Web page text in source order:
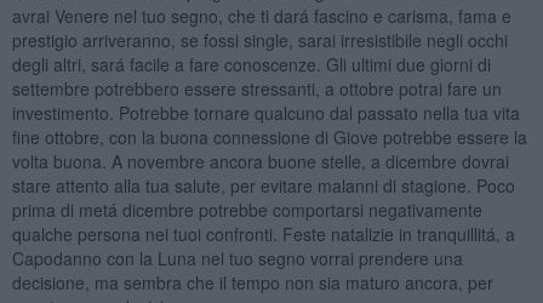
avrai Venere nel tuo segno, che ti dará fascino e carisma, fama e
prestigio arriveranno, se fossi single, sarai irresistibile negli occhi
degli altri, sará facile a fare conoscenze. Gli ultimi due giorni di
settembre potrebbero essere stressanti, a ottobre potrai fare un
investimento. Potrebbe tornare qualcuno dal passato nella tua vita
fine ottobre, con la buona connessione di Giove potrebbe essere la
volta buona. A novembre ancora buone stelle, a dicembre dovrai
stare attento alla tua salute, per evitare malanni di stagione. Poco
prima di metá dicembre potrebbe comportarsi negativamente
qualche persona nei tuoi confronti. Feste natalizie in tranquillitá, a
Capodanno con la Luna nel tuo segno vorrai prendere una
decisione, ma sembra che il tempo non sia maturo ancora, per